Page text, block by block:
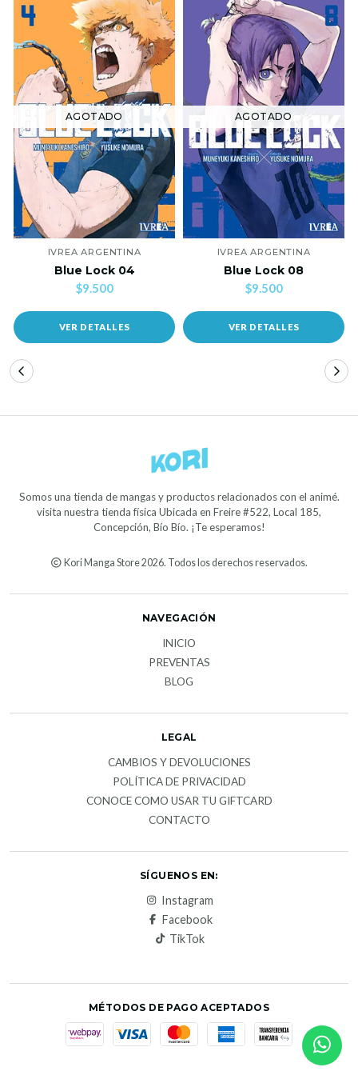
AGOTADO
IVREA ARGENTINA
Blue Lock 04
$9.500
VER DETALLES
AGOTADO
IVREA ARGENTINA
Blue Lock 08
$9.500
VER DETALLES
Somos una tienda de mangas y productos relacionados con el animé.
visita nuestra tienda física Ubicada en Freire #522, Local 185,
Concepción, Bío Bío. ¡Te esperamos!
Kori Manga Store 2026. Todos los derechos reservados.
NAVEGACIÓN
INICIO
PREVENTAS
BLOG
LEGAL
CAMBIOS Y DEVOLUCIONES
POLÍTICA DE PRIVACIDAD
CONOCE COMO USAR TU GIFTCARD
CONTACTO
SÍGUENOS EN:
Instagram
Facebook
TikTok
MÉTODOS DE PAGO ACEPTADOS